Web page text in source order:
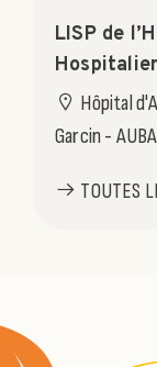
LISP de
Hôpital
Garcin -
TOUTES